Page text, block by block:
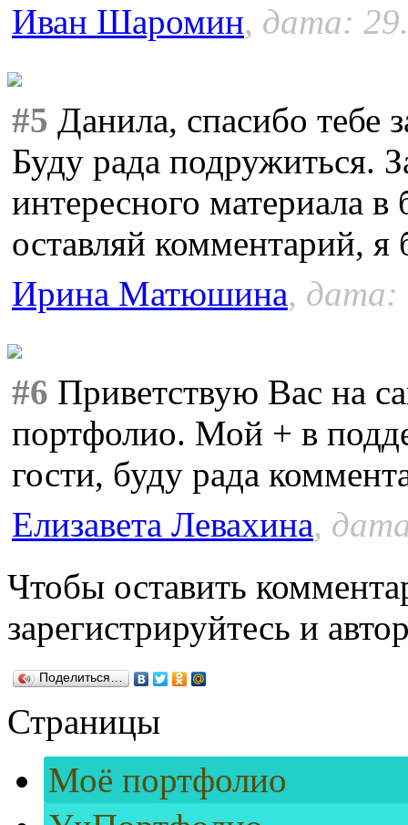
Иван Шаромин, дата:
#5 Данила, спасибо тебе
Буду рада подружиться.
интересного материала в
оставляй комментарий, я
Ирина Матюшина, дата:
#6 Приветствую Вас на
портфолио. Мой + в
гости, буду рада
Елизавета Левахина,
Чтобы оставить
зарегистрируйтесь и
Поделиться…
Страницы
Моё портфолио